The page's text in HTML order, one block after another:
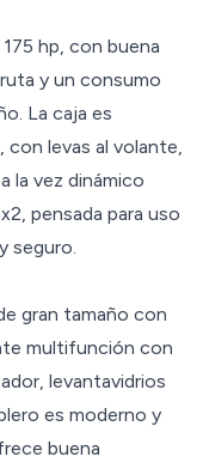
hp, con buena
y un consumo
La caja es
con levas al volante,
la vez dinámico
pensada para uso
seguro.
gran tamaño con
multifunción con
levantavidrios
es moderno y
buena